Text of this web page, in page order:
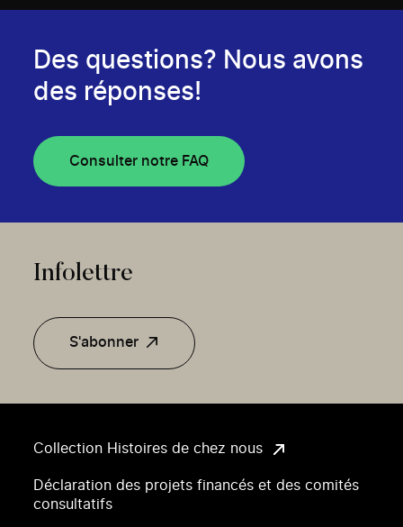
Collection Histoires de chez nous
Déclaration des projets financés et des comités
consultatifs
Des questions? Nous avons
des réponses!
Consulter notre FAQ
Infolettre
S'abonner